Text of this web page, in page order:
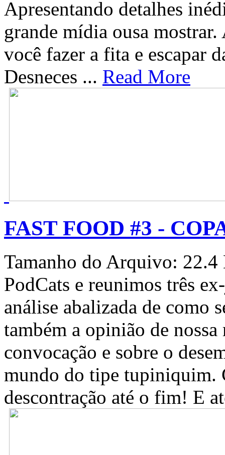
Apresentando detalhes
grande mídia ousa
você fazer a fita e escapar
Desneces ... Read More
FAST FOOD #3 -
Tamanho do Arquivo:
PodCats e reunimos três
análise abalizada de como
também a opinião de
convocação e sobre o
mundo do tipe tupiniquim.
descontração até o fim! E